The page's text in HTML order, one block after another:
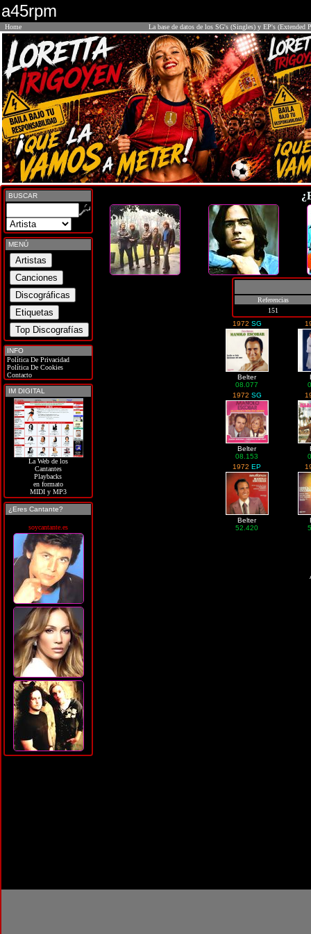
a45rpm
Home La base de datos de los SG's (Singles) y EP's (Extended
BUSCAR
MENÚ
INFO
Política De Privacidad
Política De Cookies
Contacto
IM DIGITAL
La Web de los
Cantantes
Playbacks
en formato
MIDI y MP3
¿Eres Cantante?
soycantante.es
Referencias
151
1972 SG
Belter
08.077
1972 SG
Belter
08.153
1972EP
Belter
52.420